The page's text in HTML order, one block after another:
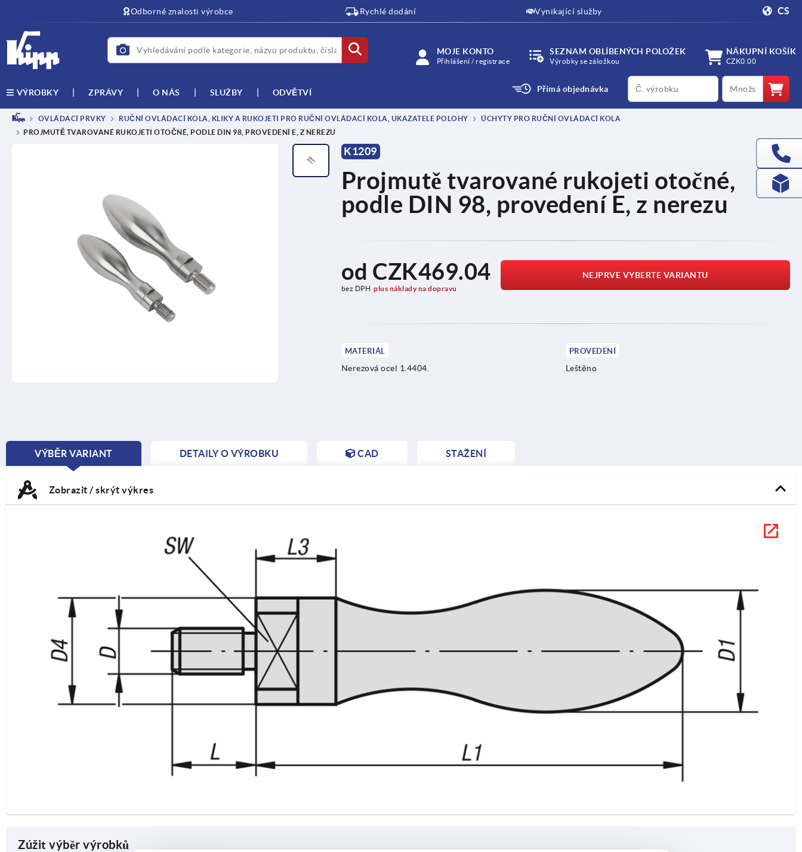
Odborné znalosti výrobce Rychlé dodání Vynikající služby CS
MOJE KONTO
Přihlášení / registrace
SEZNAM OBLÍBENÝCH POLOŽEK
Výrobky se záložkou
NÁKUPNÍ KOŠÍK
CZK0.00
VÝROBKY ZPRÁVY O NÁS SLUŽBY ODVĚTVÍ Přímá objednávka
productCode qty
OVLÁDACÍ PRVKY RUČNÍ OVLÁDACÍ KOLA, KLIKY A RUKOJETI PRO RUČNÍ OVLÁDACÍ KOLA, UKAZATELE POLOHY
ÚCHYTY PRO RUČNÍ OVLÁDACÍ KOLA
PROJMUTĚ TVAROVANÉ RUKOJETI OTOČNÉ, PODLE DIN 98, PROVEDENÍ E, Z NEREZU
K1209
Projmutě tvarované rukojeti otočné,
podle DIN 98, provedení E, z nerezu
od CZK469.04
bez DPH plus náklady na dopravu
NEJPRVE VYBERTE VARIANTU
MATERIÁL
Nerezová ocel 1.4404.
PROVEDENÍ
Leštěno
VÝBĚR VARIANT
CURRENT
DETAILY O VÝROBKU CAD STAŽENÍ
Zobrazit / skrýt výkres
Zúžit výběr výrobků